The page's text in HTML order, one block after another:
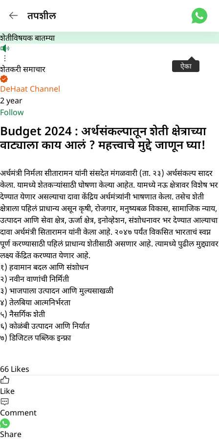
तपशील
ऐका
शेतीविषयक बातम्या
शेतकरी समाचार
DeHaat Channel
2 year
Follow
Budget 2024 : अर्थसंकल्पातून शेती क्षेत्राच्या
वाट्याला काय आलं ? महत्त्वाचे मुद्दे जाणून घ्या!
अर्थमंत्री निर्मला सीतारामन यांनी संसदेत मंगळवारी (ता. २३) अर्थसंकल्प सादर
केला. यामध्ये शेतकऱ्यांसाठी घोषणा केल्या आहेत. यामध्ये नऊ क्षेत्रावर विशेष भर
देण्यात येणार असल्याचा दावा केंद्रिय अर्थमंत्र्यांनी भाषणात केला. तसेच शेती
क्षेत्राला पहिलं प्राधान्य असून कृषी, रोजगार, मनुष्यबळ विकास, सामाजिक न्याय,
उत्पादन आणि सेवा क्षेत्र, ऊर्जा क्षेत्र, इनोव्हेशन, संशोधनावर भर देण्यात आल्याचा
दावा अर्थमंत्री सितारामन यांनी केला आहे. २०४७ पर्यंत विकसित भारताचं स्वप्न
पूर्ण करण्यासाठी पहिलं प्राधान्य शेतीसाठी असणार आहे. त्यामध्ये पुढील मुद्द्यावर
लक्ष्य केंद्रित करण्यात येणार आहे.
१) हवामान बदल आणि संशोधन
२) नवीन वाणांची निर्मिती
३) भाजपाला उत्पादन आणि मुल्यसाखळी
४) तेलबिया आत्मनिर्भरता
५) नैसर्गिक शेती
६) कोळंबी उत्पादन आणि निर्यात
७) डिजिटल पब्लिक इन्फ्रा
66 Likes
Like
Comment
Share